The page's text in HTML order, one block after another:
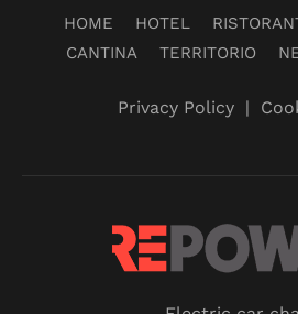
HOME HOTEL
CANTINA
TERRITORIO
Privacy Policy |